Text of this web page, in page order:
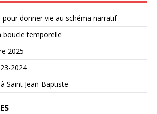
donner vie au schéma narratif
boucle temporelle
2025
2024
Saint Jean-Baptiste